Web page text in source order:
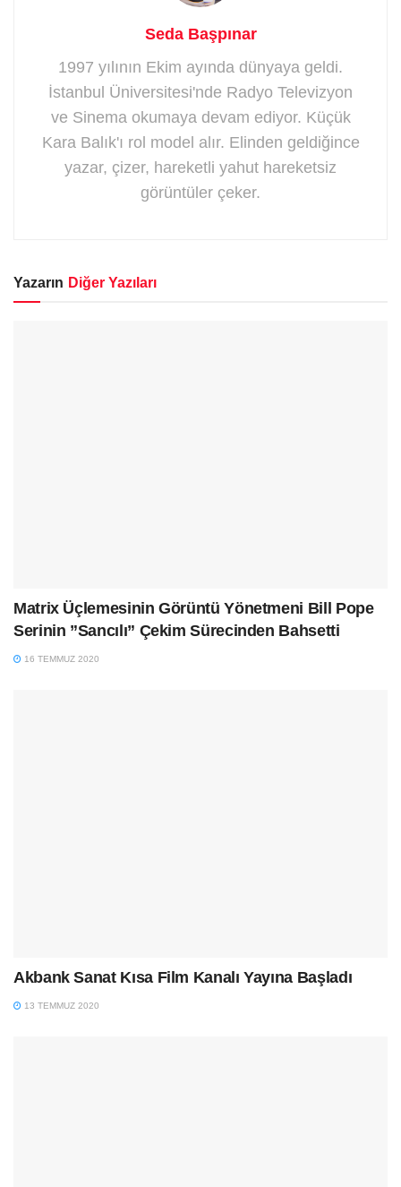
Seda Başpınar
1997 yılının Ekim ayında dünyaya geldi.
İstanbul Üniversitesi'nde Radyo Televizyon
ve Sinema okumaya devam ediyor. Küçük
Kara Balık'ı rol model alır. Elinden geldiğince
yazar, çizer, hareketli yahut hareketsiz
görüntüler çeker.
Yazarın Diğer Yazıları
Matrix Üçlemesinin Görüntü Yönetmeni Bill Pope
Serinin ”Sancılı” Çekim Sürecinden Bahsetti
16 TEMMUZ 2020
Akbank Sanat Kısa Film Kanalı Yayına Başladı
13 TEMMUZ 2020